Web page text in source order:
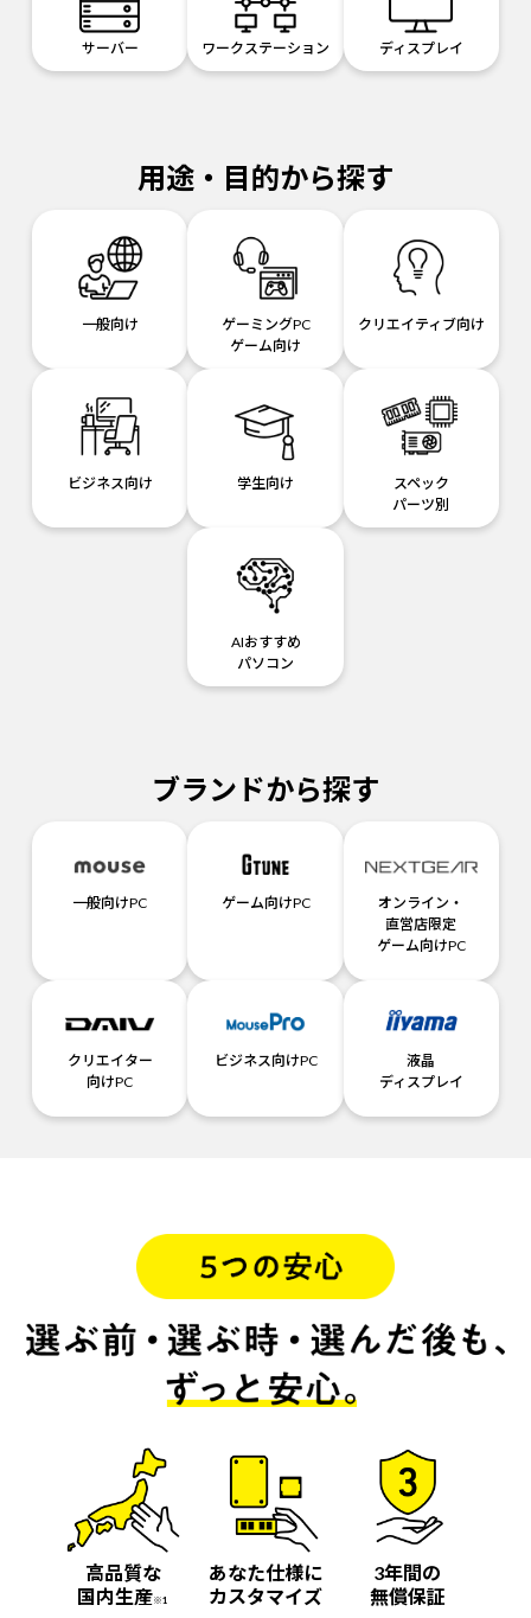
サーバー ワークステーション ディスプレイ
用途・目的から探す
一般向け
ゲーミングPC
ゲーム向け
クリエイティブ向け
ビジネス向け 学生向け
スペック
パーツ別
AIおすすめ
パソコン
ブランドから探す
一般向けPC ゲーム向けPC
オンライン・
直営店限定
ゲーム向けPC
クリエイター
向けPC
ビジネス向けPC
液晶
ディスプレイ
高品質な
国内生産※1
あなた仕様に
カスタマイズ
3年間の
無償保証